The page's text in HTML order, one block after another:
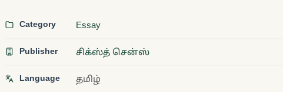
Category Essay
Publisher சிக்ஸ்த் சென்ஸ்
Language தமிழ்